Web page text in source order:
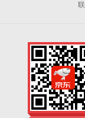
Copyright
手机扫一扫，劲
惠触手可得！